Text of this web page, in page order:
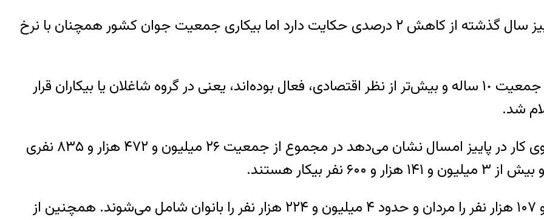
هر چند نرخ بیکاری جوانان ۱۵ تا ۲۴ نسبت به پاییز سال گذشته از کاهش ۲ درصدی حکایت دارد اما بیکاری جمعیت جوان کشور همچنان با نرخ
، در پاییز امسال ۴٠,١ درصد جمعیت ١٠ ساله و بیش‌تر از نظر اقتصادی، فعال بوده‌اند، یعنی در گروه شاغلان یا بیکاران قرار
بر همین اساس، چکیده نتایج طرح آمارگیری نیروی کار در پاییز امسال نشان می‌دهد در مجموع از جمعیت ۲۶ میلیون و ۴۷۲ هزار و ۸۳۵ نفری
از کل جمعیت شاغلین کشور، بالغ بر ۱۹ میلیون و ۱۰۷ هزار نفر را مردان و حدود ۴ میلیون و ۲۲۴ هزار نفر را بانوان شامل می‌شوند. همچنین از